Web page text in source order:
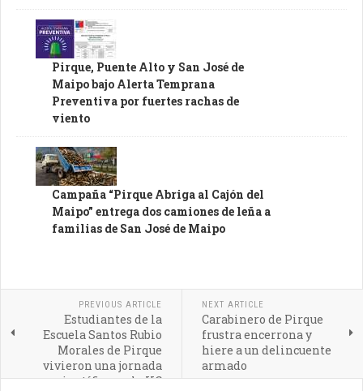
Pirque, Puente Alto y San José de
Maipo bajo Alerta Temprana
Preventiva por fuertes rachas de
viento
Campaña “Pirque Abriga al Cajón del
Maipo” entrega dos camiones de leña a
familias de San José de Maipo
PREVIOUS ARTICLE
Estudiantes de la
Escuela Santos Rubio
Morales de Pirque
vivieron una jornada
científica en la UC
NEXT ARTICLE
Carabinero de Pirque
frustra encerrona y
hiere a un delincuente
armado